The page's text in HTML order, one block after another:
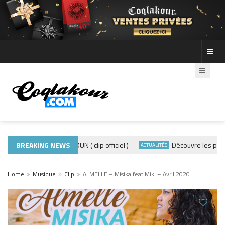
BREAKING NEWS
ADE440 – GRAMOUN ( clip officiel ) ACTUALITÉS Découvre les photos
Home Musique Clip ALMELLE – Misika feat Mikl – Avril 2020